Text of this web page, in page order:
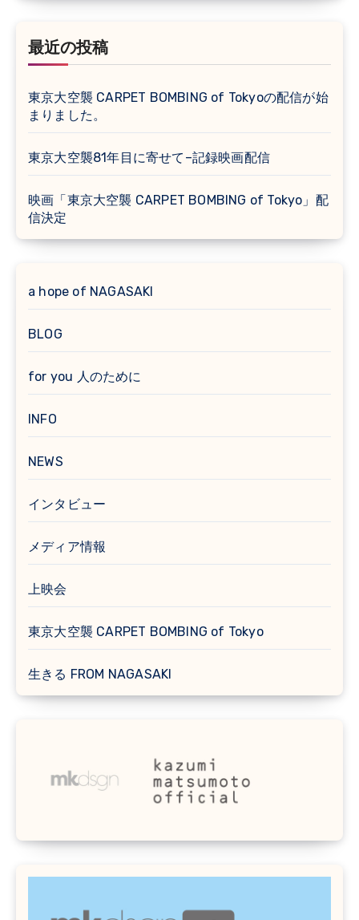
最近の投稿
東京大空襲 CARPET BOMBING of Tokyoの配信が始
まりました。
東京大空襲81年目に寄せて–記録映画配信
映画「東京大空襲 CARPET BOMBING of Tokyo」配
信決定
a hope of NAGASAKI
BLOG
for you 人のために
INFO
NEWS
インタビュー
メディア情報
上映会
東京大空襲 CARPET BOMBING of Tokyo
生きる FROM NAGASAKI